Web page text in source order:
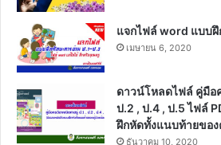
แจกไฟล์ word แบบ
เมษายน 6, 2020
ดาวน์โหลดไฟล์ คู่มือ
ป.2 , ป.4 , ป.5 ไฟล์
ฝึกหัดทั้งแนบท้ายขอ
ธันวาคม 10, 2020